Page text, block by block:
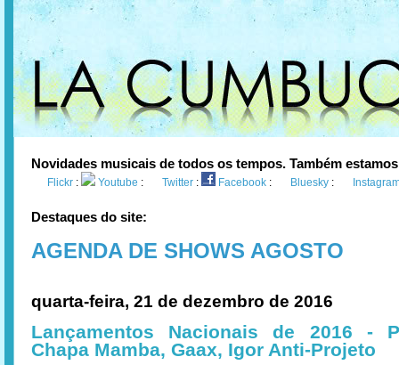
Novidades musicais de todos os tempos. Também
Flickr : Youtube : Twitter : Facebook : Bluesky :
Destaques do site:
AGENDA DE SHOWS AGOSTO
quarta-feira, 21 de dezembro de 2016
Lançamentos Nacionais de 2016 -
Chapa Mamba, Gaax, Igor Anti-Projeto